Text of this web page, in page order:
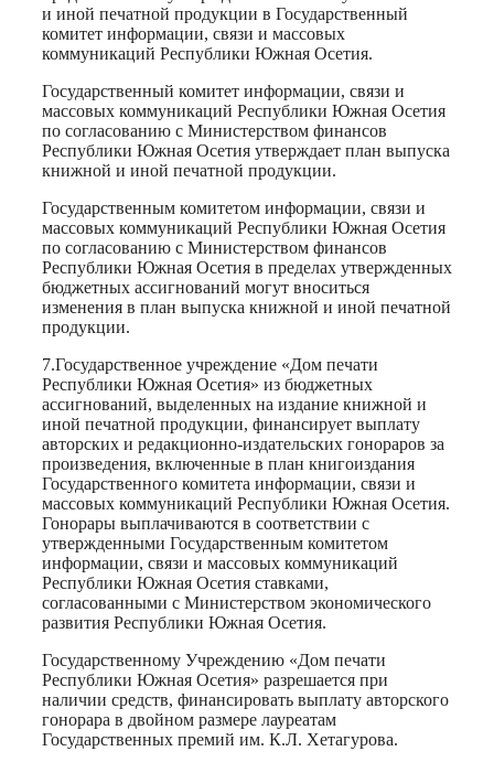
и иной печатной продукции в Государственный
комитет информации, связи и массовых
коммуникаций Республики Южная Осетия.
Государственный комитет информации, связи и
массовых коммуникаций Республики Южная Осетия
по согласованию с Министерством финансов
Республики Южная Осетия утверждает план выпуска
книжной и иной печатной продукции.
Государственным комитетом информации, связи и
массовых коммуникаций Республики Южная Осетия
по согласованию с Министерством финансов
Республики Южная Осетия в пределах утвержденных
бюджетных ассигнований могут вноситься
изменения в план выпуска книжной и иной печатной
продукции.
7.Государственное учреждение «Дом печати
Республики Южная Осетия» из бюджетных
ассигнований, выделенных на издание книжной и
иной печатной продукции, финансирует выплату
авторских и редакционно-издательских гонораров за
произведения, включенные в план книгоиздания
Государственного комитета информации, связи и
массовых коммуникаций Республики Южная Осетия.
Гонорары выплачиваются в соответствии с
утвержденными Государственным комитетом
информации, связи и массовых коммуникаций
Республики Южная Осетия ставками,
согласованными с Министерством экономического
развития Республики Южная Осетия.
Государственному Учреждению «Дом печати
Республики Южная Осетия» разрешается при
наличии средств, финансировать выплату авторского
гонорара в двойном размере лауреатам
Государственных премий им. К.Л. Хетагурова.